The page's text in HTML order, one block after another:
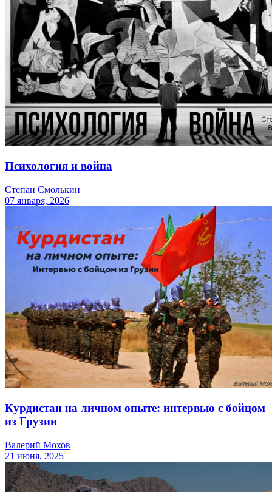
Психология и война
Степан Смолькин
07 января, 2026
Курдистан на личном опыте: интервью с бойцом
из Грузии
Валерий Мохов
21 июня, 2025